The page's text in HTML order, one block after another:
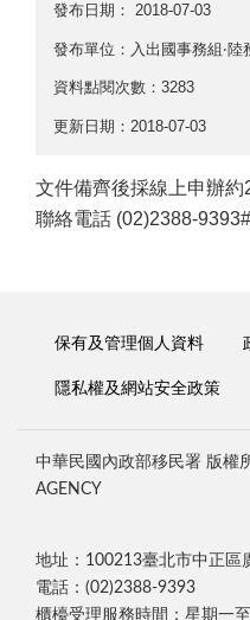
發布日期： 2018-07-03
發布單位：入出國事務組‧陸
資料點閱次數：3283
更新日期：2018-07-03
文件備齊後採線上申辦約
聯絡電話 (02)2388-
保有及管理個人資料
隱私權及網站安全政策
中華民國內政部移民署 版權
AGENCY
地址：100213臺北市中正區
電話：(02)2388-9393
櫃檯受理服務時間：星期一